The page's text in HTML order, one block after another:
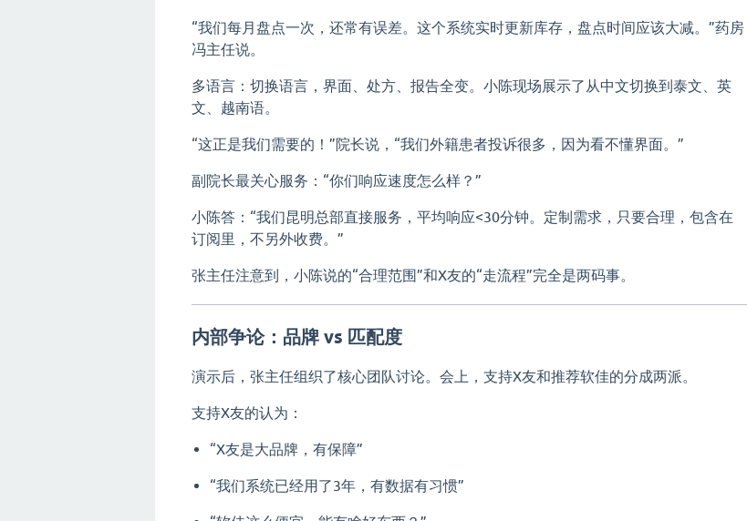
“我们每月盘点一次，还常有误差。这个系统实时更新库存，盘点时间应该大减。”药房
冯主任说。
多语言：切换语言，界面、处方、报告全变。小陈现场展示了从中文切换到泰文、英
文、越南语。
“这正是我们需要的！”院长说，“我们外籍患者投诉很多，因为看不懂界面。”
副院长最关心服务：“你们响应速度怎么样？”
小陈答：“我们昆明总部直接服务，平均响应<30分钟。定制需求，只要合理，包含在
订阅里，不另外收费。”
张主任注意到，小陈说的“合理范围”和X友的“走流程”完全是两码事。
内部争论：品牌 vs 匹配度
演示后，张主任组织了核心团队讨论。会上，支持X友和推荐软佳的分成两派。
支持X友的认为：
“X友是大品牌，有保障”
“我们系统已经用了3年，有数据有习惯”